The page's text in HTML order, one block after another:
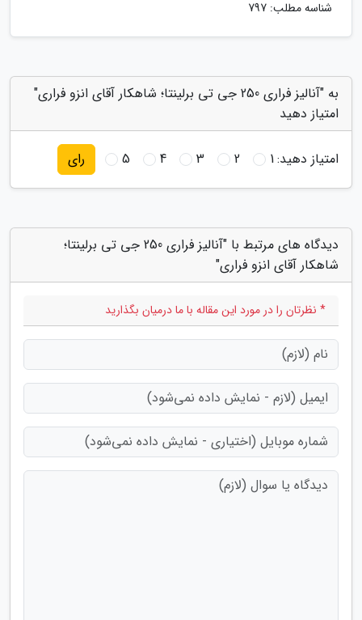
شناسه مطلب: 797
به "آنالیز فراری 250 جی تی برلینتا؛ شاهکار آقای انزو فراری"
امتیاز دهید
امتیاز دهید:1
2
3
4
5 رای
دیدگاه های مرتبط با "آنالیز فراری 250 جی تی برلینتا؛
شاهکار آقای انزو فراری"
* نظرتان را در مورد این مقاله با ما درمیان بگذارید